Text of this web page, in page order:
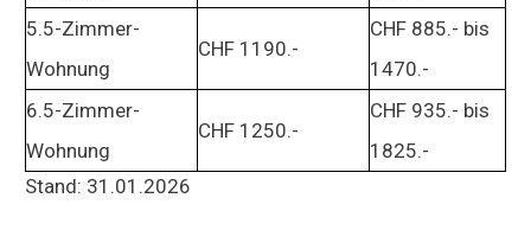
5.5-Zimmer-
Wohnung
CHF 1190.-
CHF 885.- bis
1470.-
6.5-Zimmer-
Wohnung
CHF 1250.-
CHF 935.- bis
1825.-
Stand: 31.01.2026